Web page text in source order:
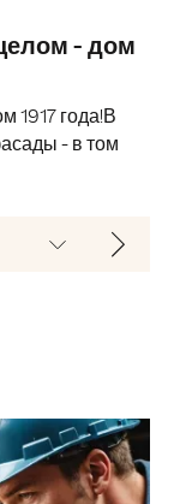
- дом
1917 года!В
- в том